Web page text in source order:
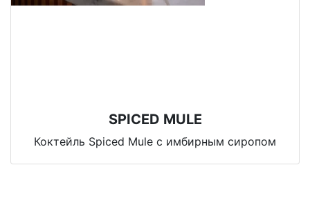
SPICED MULE
Коктейль Spiced Mule с имбирным сиропом